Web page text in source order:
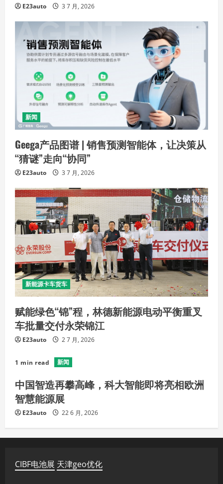
E23auto 3 7 月, 2026
新闻
Geega产品图谱 | 销售预测智能体，让决策从
“猜谜”走向“协同”
E23auto 3 7 月, 2026
新能源卡车货车
赋能绿色“锦”程，林德新能源电动平衡重叉
车批量交付永荣锦江
E23auto 2 7 月, 2026
1 min read 新闻
中国智造再攀高峰，科大智能即将亮相欧洲
智慧能源展
E23auto 22 6 月, 2026
CIBF电池展 天津geo优化